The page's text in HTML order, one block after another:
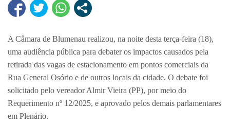
A Câmara de Blumenau realizou, na noite desta terça-feira (18),
uma audiência pública para debater os impactos causados pela
retirada das vagas de estacionamento em pontos comerciais da
Rua General Osório e de outros locais da cidade. O debate foi
solicitado pelo vereador Almir Vieira (PP), por meio do
Requerimento nº 12/2025, e aprovado pelos demais parlamentares
em Plenário.